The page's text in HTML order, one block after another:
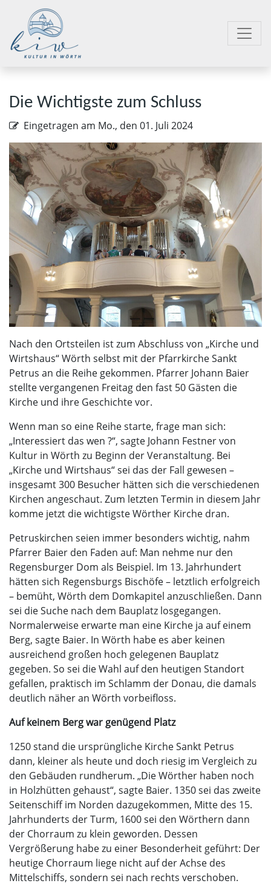
Die Wichtigste zum Schluss
Eingetragen am Mo., den 01. Juli 2024
Nach den Ortsteilen ist zum Abschluss von „Kirche und
Wirtshaus“ Wörth selbst mit der Pfarrkirche Sankt
Petrus an die Reihe gekommen. Pfarrer Johann Baier
stellte vergangenen Freitag den fast 50 Gästen die
Kirche und ihre Geschichte vor.
Wenn man so eine Reihe starte, frage man sich:
„Interessiert das wen ?“, sagte Johann Festner von
Kultur in Wörth zu Beginn der Veranstaltung. Bei
„Kirche und Wirtshaus“ sei das der Fall gewesen –
insgesamt 300 Besucher hätten sich die verschiedenen
Kirchen angeschaut. Zum letzten Termin in diesem Jahr
komme jetzt die wichtigste Wörther Kirche dran.
Petruskirchen seien immer besonders wichtig, nahm
Pfarrer Baier den Faden auf: Man nehme nur den
Regensburger Dom als Beispiel. Im 13. Jahrhundert
hätten sich Regensburgs Bischöfe – letztlich erfolgreich
– bemüht, Wörth dem Domkapitel anzuschließen. Dann
sei die Suche nach dem Bauplatz losgegangen.
Normalerweise erwarte man eine Kirche ja auf einem
Berg, sagte Baier. In Wörth habe es aber keinen
ausreichend großen hoch gelegenen Bauplatz
gegeben. So sei die Wahl auf den heutigen Standort
gefallen, praktisch im Schlamm der Donau, die damals
deutlich näher an Wörth vorbeifloss.
Auf keinem Berg war genügend Platz
1250 stand die ursprüngliche Kirche Sankt Petrus
dann, kleiner als heute und doch riesig im Vergleich zu
den Gebäuden rundherum. „Die Wörther haben noch
in Holzhütten gehaust“, sagte Baier. 1350 sei das zweite
Seitenschiff im Norden dazugekommen, Mitte des 15.
Jahrhunderts der Turm, 1600 sei den Wörthern dann
der Chorraum zu klein geworden. Dessen
Vergrößerung habe zu einer Besonderheit geführt: Der
heutige Chorraum liege nicht auf der Achse des
Mittelschiffs, sondern sei nach rechts verschoben.